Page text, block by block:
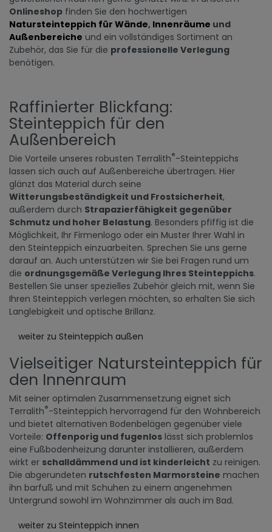
Onlineshop finden Sie den hochwertigen
Natursteinteppich für Wände, Innenräume und
Außenbereiche und ein vollständiges Sortiment an
Zubehör, das Sie für die professionelle Verlegung
benötigen.
Raffinierter Blickfang:
Steinteppich für den
Außenbereich
Die Vorteile unseres robusten Terralith®-Steinteppichs
lassen sich auch auf Außenbereiche übertragen. Hier
glänzt das Material durch seine
Witterungsbeständigkeit und Frostsicherheit,
außerdem durch Strapazierfähigkeit gegenüber
Schmutz und hoher Belastung. Besonders pfiffig ist die
Möglichkeit, Ihr Firmenlogo oder ein Muster Ihrer Wahl in
den Steinteppich einzuarbeiten. Sprechen Sie uns gerne
darauf an. Auch unterstützen wir Sie bei Fragen rund um
die ordnungsgemäße Verlegung Ihres Steinteppichs.
Bestellen Sie unser spezielles Zubehör gleich mit, wenn Sie
Ihren Steinteppich verlegen möchten, so erhalten Sie sich
Langlebigkeit und optische Brillanz.
weiter zu Steinteppich außen
Vielseitiger Natursteinteppich für
den Innenraum
Mit seiner optimalen Zusammensetzung eignet sich
Terralith®-Steinteppich hervorragend für den Wohnbereich
und bietet alternativen Bodenbelägen gegenüber viele
Vorteile: Offenporig und fugenlos lässt sich problemlos
eine Fußbodenheizung darunter installieren, außerdem
wirkt er schalldämmend und ist kinderleicht zu reinigen.
Die abgerundeten rutschfesten Marmorsteine machen
ihn barfuß und mit Schuhen zu einem angenehmen
Untergrund sowohl im Wohnzimmer als auch im Bad.
weiter zu Steinteppich innen